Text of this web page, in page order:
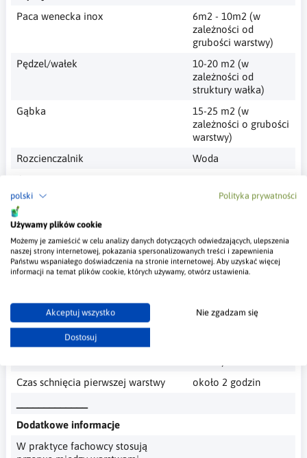
polski Polityka prywatności
Używamy plików cookie
Możemy je zamieścić w celu analizy danych dotyczących odwiedzających, ulepszenia
naszej strony internetowej, pokazania spersonalizowanych treści i zapewnienia
Państwu wspaniałego doświadczenia na stronie internetowej. Aby uzyskać więcej
informacji na temat plików cookie, których używamy, otwórz ustawienia.
Akceptuj wszystko Nie zgadzam się
Dostosuj
Paca wenecka inox
6m2 - 10m2 (w
zależności od
grubości warstwy)
Pędzel/wałek
10-20 m2 (w
zależności od
struktury wałka)
Gąbka
15-25 m2 (w
zależności o grubości
warstwy)
Rozcienczalnik
Woda
Aplikacja farby podkładowej
Primer
wałkiem, pędzlem,
Aplikacja farby dekoracyjnej
Metalico
pacą, gąbką czy
wałkiem, zależnie od
preferowanego
efektu
można barwić
samodzielnie
Czas schnięcia pierwszej warstwy
około 2 godzin
Dodatkowe informacje
W praktyce fachowcy stosują